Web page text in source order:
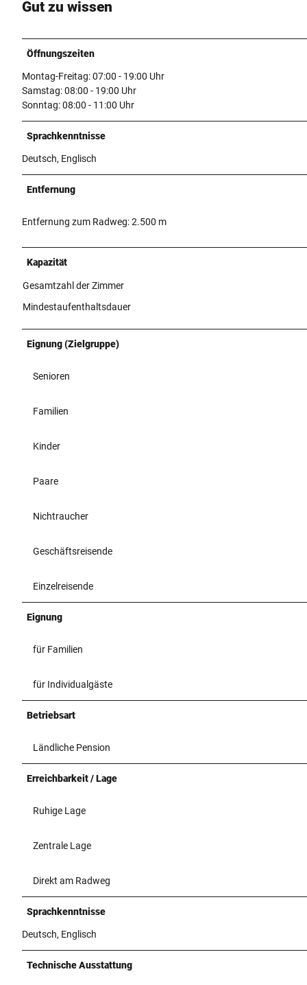
Gut zu wissen
Öffnungszeiten
Montag-Freitag: 07:00 - 19:00 Uhr
Samstag: 08:00 - 19:00 Uhr
Sonntag: 08:00 - 11:00 Uhr
Sprachkenntnisse
Deutsch, Englisch
Entfernung
Entfernung zum Radweg: 2.500 m
Kapazität
Gesamtzahl der Zimmer
Mindestaufenthaltsdauer
Eignung (Zielgruppe)
Senioren
Familien
Kinder
Paare
Nichtraucher
Geschäftsreisende
Einzelreisende
Eignung
für Familien
für Individualgäste
Betriebsart
Ländliche Pension
Erreichbarkeit / Lage
Ruhige Lage
Zentrale Lage
Direkt am Radweg
Sprachkenntnisse
Deutsch, Englisch
Technische Ausstattung